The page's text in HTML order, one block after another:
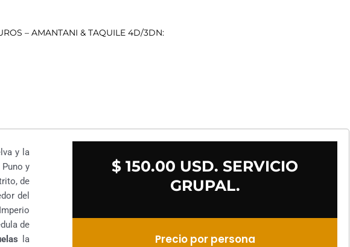
– AMANTANI & TAQUILE 4D/3DN:
y la
y
de
del
de
la
$ 150.00 USD. SERVICIO
GRUPAL.
Precio por persona